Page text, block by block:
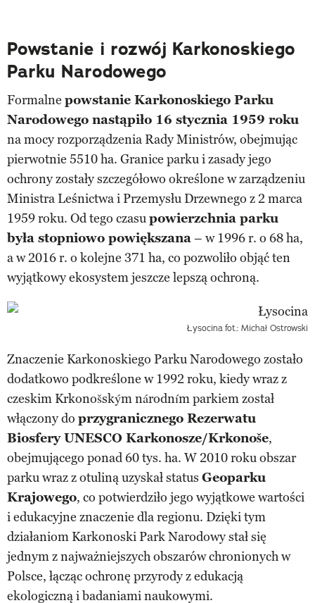
Powstanie i rozwój Karkonoskiego
Parku Narodowego
Formalne powstanie Karkonoskiego Parku
Narodowego nastąpiło 16 stycznia 1959 roku
na mocy rozporządzenia Rady Ministrów, obejmując
pierwotnie 5510 ha. Granice parku i zasady jego
ochrony zostały szczegółowo określone w zarządzeniu
Ministra Leśnictwa i Przemysłu Drzewnego z 2 marca
1959 roku. Od tego czasupowierzchnia parku
była stopniowo powiększana– w 1996 r. o 68 ha,
a w 2016 r. o kolejne 371 ha, co pozwoliło objąć ten
wyjątkowy ekosystem jeszcze lepszą ochroną.
Łysocina fot.: Michał Ostrowski
Znaczenie Karkonoskiego Parku Narodowego zostało
dodatkowo podkreślone w 1992 roku, kiedy wraz z
czeskim Krkonošským národním parkiem został
włączony do przygranicznego Rezerwatu
Biosfery UNESCO Karkonosze/Krkonoše,
obejmującego ponad 60 tys. ha. W 2010 roku obszar
parku wraz z otuliną uzyskał status Geoparku
Krajowego, co potwierdziło jego wyjątkowe wartości
i edukacyjne znaczenie dla regionu. Dzięki tym
działaniom Karkonoski Park Narodowy stał się
jednym z najważniejszych obszarów chronionych w
Polsce, łącząc ochronę przyrody z edukacją
ekologiczną i badaniami naukowymi.